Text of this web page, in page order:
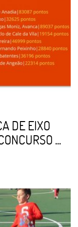
DE EIXO
...